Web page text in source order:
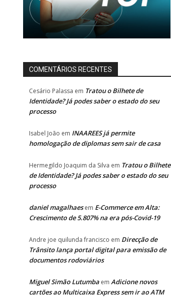
COMENTÁRIOS RECENTES
Cesário Palassa em Tratou o Bilhete de
Identidade? Já podes saber o estado do seu
processo
Isabel João em INAAREES já permite
homologação de diplomas sem sair de casa
Hermegildo Joaquim da Silva em Tratou o Bilhete
de Identidade? Já podes saber o estado do seu
processo
daniel magalhaesem E-Commerce em Alta:
Crescimento de 5.807% na era pós-Covid-19
Andre joe quilunda francisco em Direcção de
Trânsito lança portal digital para emissão de
documentos rodoviários
Miguel Simão Lutumba em Adicione novos
cartões ao Multicaixa Express sem ir ao ATM